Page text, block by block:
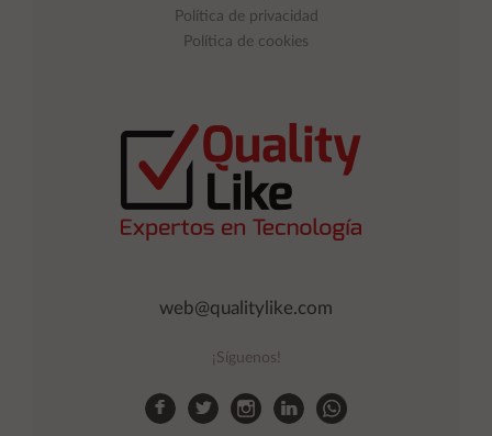
web@qualitylike.com
¡Síguenos!
Política de privacidad
Política de cookies